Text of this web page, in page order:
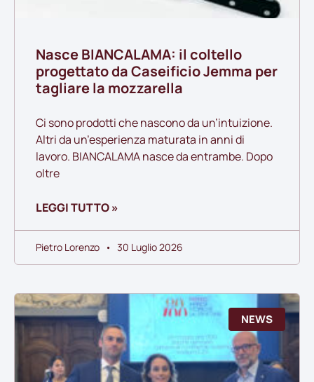
Nasce BIANCALAMA: il coltello
progettato da Caseificio Jemma per
tagliare la mozzarella
Ci sono prodotti che nascono da un’intuizione.
Altri da un’esperienza maturata in anni di
lavoro. BIANCALAMA nasce da entrambe. Dopo
oltre
LEGGI TUTTO »
Pietro Lorenzo 30 Luglio 2026
NEWS